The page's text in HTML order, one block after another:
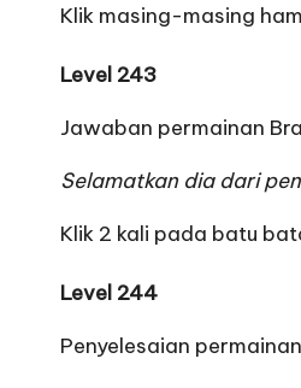
Klik masing-masing
Level 243
Jawaban permainan
Selamatkan dia dari
Klik 2 kali pada batu
Level 244
Penyelesaian